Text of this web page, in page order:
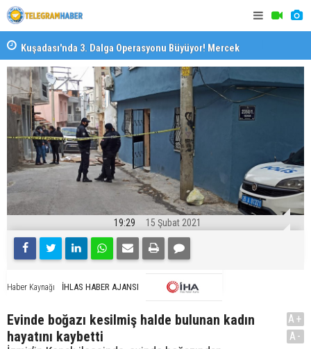
Kuşadası'nda 3. Dalga Operasyonu Büyüyor! Mercek
Altındaki Dosya: 2023 İmar Planları
19:29 15 Şubat 2021
Haber Kaynağı İHLAS HABER AJANSI
Evinde boğazı kesilmiş halde bulunan kadın
hayatını kaybetti
A+
A-